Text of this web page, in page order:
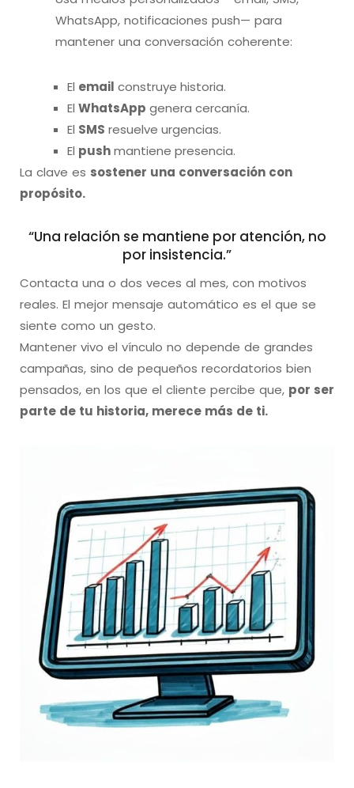
WhatsApp, notificaciones push— para
mantener una conversación coherente:
El email construye historia.
El WhatsApp genera cercanía.
El SMS resuelve urgencias.
El pushmantiene presencia.
La clave es sostener una conversación con
propósito.
“Una relación se mantiene por atención, no
por insistencia.”
Contacta una o dos veces al mes, con motivos
reales. El mejor mensaje automático es el que se
siente como un gesto.
Mantener vivo el vínculo no depende de grandes
campañas, sino de pequeños recordatorios bien
pensados, en los que el cliente percibe que, por ser
parte de tu historia, merece más de ti.